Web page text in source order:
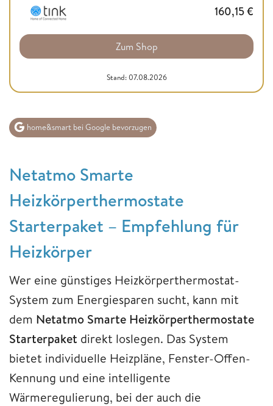
160,15€
Zum Shop
Stand: 07.08.2026
home&smart bei Google bevorzugen
Netatmo Smarte
Heizkörperthermostate
Starterpaket – Empfehlung für
Heizkörper
Wer eine günstiges Heizkörperthermostat-
System zum Energiesparen sucht, kann mit
dem Netatmo Smarte Heizkörperthermostate
Starterpaket direkt loslegen. Das System
bietet individuelle Heizpläne, Fenster-Offen-
Kennung und eine intelligente
Wärmeregulierung, bei der auch die